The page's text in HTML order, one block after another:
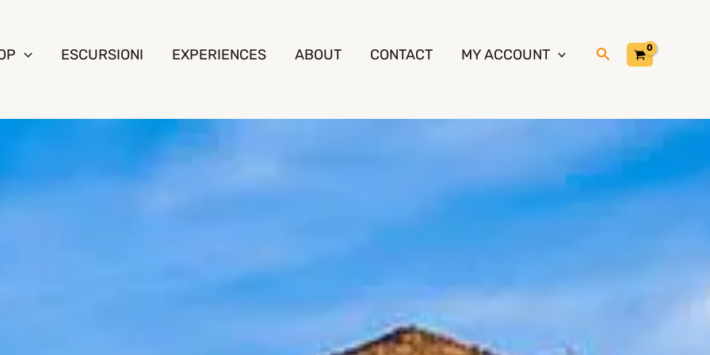
ESCURSIONI EXPERIENCES ABOUT CONTACT MY ACCOUNT Cerca